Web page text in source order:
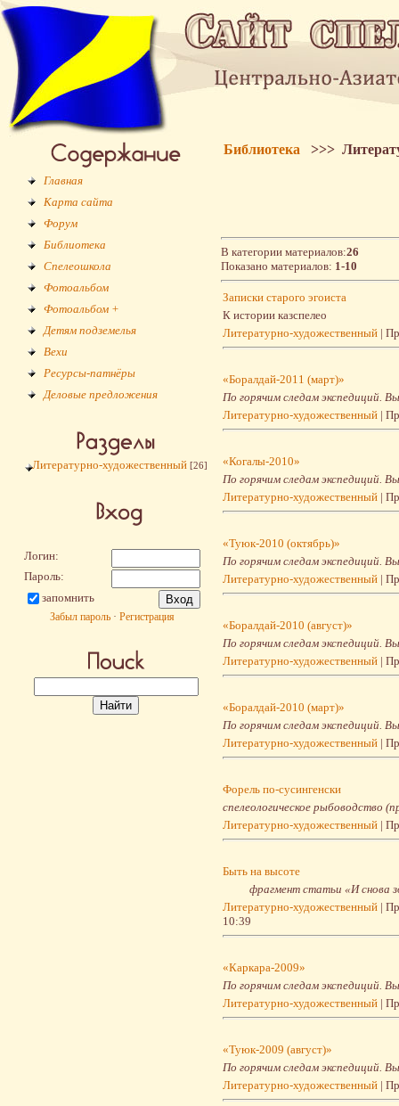
Главная
Карта сайта
Форум
Библиотека
Спелеошкола
Фотоальбом
Фотоальбом +
Детям подземелья
Вехи
Ресурсы-патнёры
Деловые предложения
Литературно-художественный [26]
Логин:
Пароль:
запомнить
Забыл пароль · Регистрация
Библиотека >>>
В категории материалов:26
Показано материалов: 1-10
Записки старого эгоиста
К истории казспелео
Литературно-художественный |
«Боралдай-2011 (март)»
По горячим следам экспедиций.
Литературно-художественный |
«Когалы-2010»
По горячим следам экспедиций.
Литературно-художественный |
«Туюк-2010 (октябрь)»
По горячим следам экспедиций.
Литературно-художественный |
«Боралдай-2010 (август)»
По горячим следам экспедиций.
Литературно-художественный |
«Боралдай-2010 (март)»
По горячим следам экспедиций.
Литературно-художественный |
Форель по-cусингенски
спелеологическое рыбоводство
Литературно-художественный |
Быть на высоте
фрагмент статьи «И снова
Литературно-художественный |
10:39
«Каркара-2009»
По горячим следам экспедиций.
Литературно-художественный |
«Туюк-2009 (август)»
По горячим следам экспедиций.
Литературно-художественный |